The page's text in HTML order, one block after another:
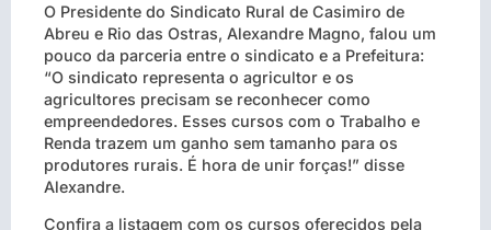
O Presidente do Sindicato Rural de Casimiro de
Abreu e Rio das Ostras, Alexandre Magno, falou um
pouco da parceria entre o sindicato e a Prefeitura:
“O sindicato representa o agricultor e os
agricultores precisam se reconhecer como
empreendedores. Esses cursos com o Trabalho e
Renda trazem um ganho sem tamanho para os
produtores rurais. É hora de unir forças!” disse
Alexandre.
Confira a listagem com os cursos oferecidos pela